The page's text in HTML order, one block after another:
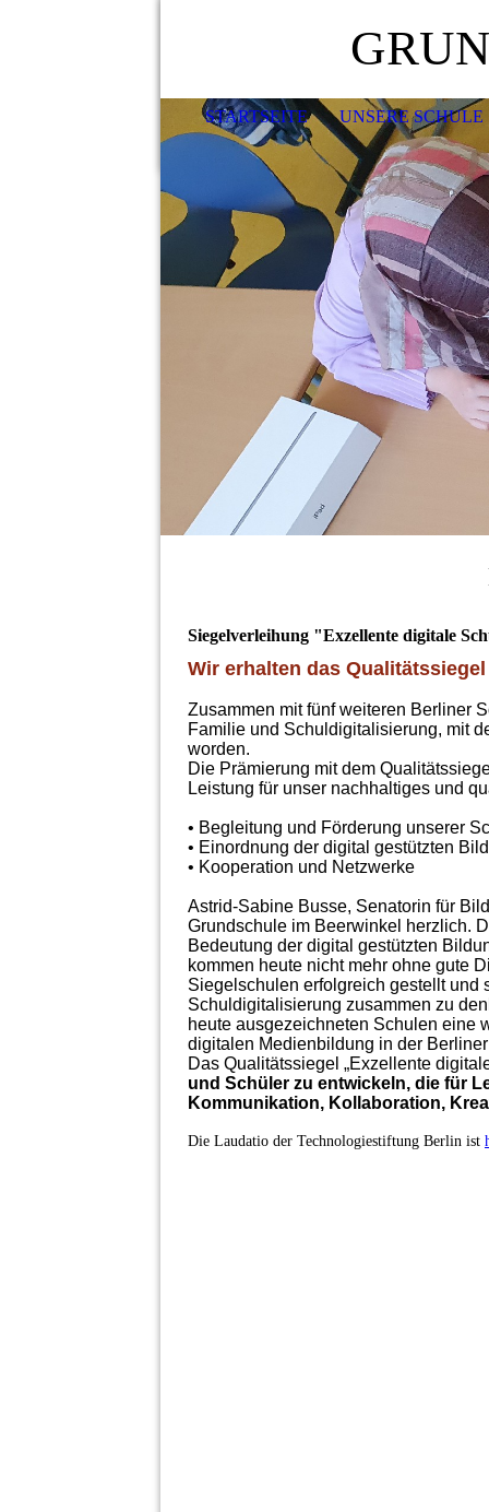
STARTSEITE UNSERE SCHULE
Siegelverleihung "Exzellente digitale
Wir erhalten das
Zusammen mit fünf weiteren Berliner
Familie und Schuldigitalisierung, mit
worden.
Die Prämierung mit dem
Leistung für unser nachhaltiges und
• Begleitung und Förderung unserer
• Einordnung der digital gestützten
• Kooperation und Netzwerke
Astrid-Sabine Busse, Senatorin für
Grundschule im Beerwinkel herzlich.
Bedeutung der digital gestützten
kommen heute nicht mehr ohne gute
Siegelschulen erfolgreich gestellt und
Schuldigitalisierung zusammen zu
heute ausgezeichneten Schulen eine
digitalen Medienbildung in der
Das Qualitätssiegel „Exzellente
und Schüler zu entwickeln, die für
Kommunikation, Kollaboration,
Die Laudatio der Technologiestiftung Berlin ist